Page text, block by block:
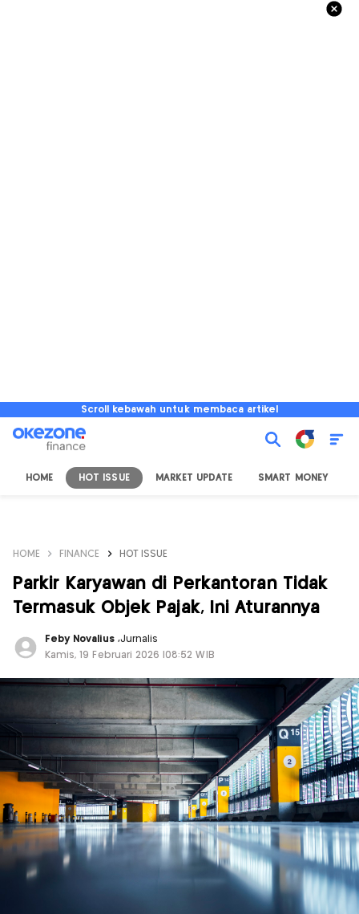
Scroll kebawah untuk membaca artikel
HOME HOT ISSUE MARKET UPDATE SMART MONEY
HOME FINANCE HOT ISSUE
Parkir Karyawan di Perkantoran Tidak
Termasuk Objek Pajak, Ini Aturannya
Feby Novalius ,Jurnalis
Kamis, 19 Februari 2026 |08:52 WIB